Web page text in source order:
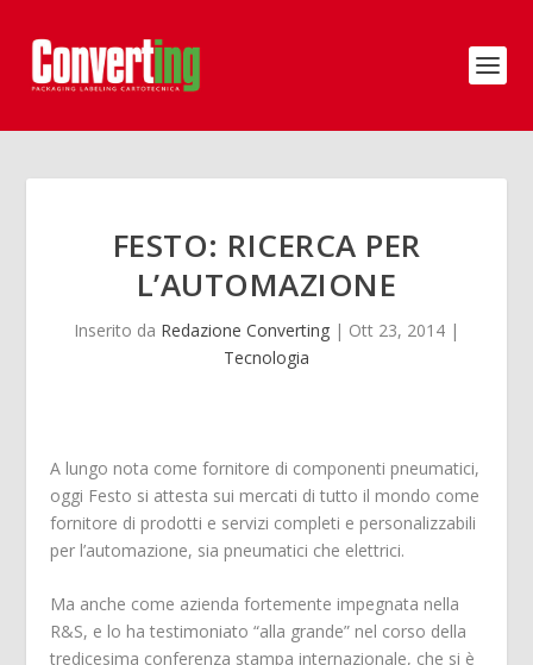
FESTO: RICERCA PER
L’AUTOMAZIONE
Inserito da Redazione Converting | Ott 23, 2014 |
Tecnologia
A lungo nota come fornitore di componenti pneumatici,
oggi Festo si attesta sui mercati di tutto il mondo come
fornitore di prodotti e servizi completi e personalizzabili
per l’automazione, sia pneumatici che elettrici.
Ma anche come azienda fortemente impegnata nella
R&S, e lo ha testimoniato “alla grande” nel corso della
tredicesima conferenza stampa internazionale, che si è